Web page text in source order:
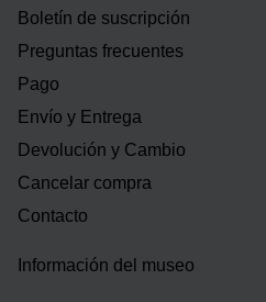
Boletín de suscripción
Preguntas frecuentes
Pago
Envío y Entrega
Devolución y Cambio
Cancelar compra
Contacto
Información del museo